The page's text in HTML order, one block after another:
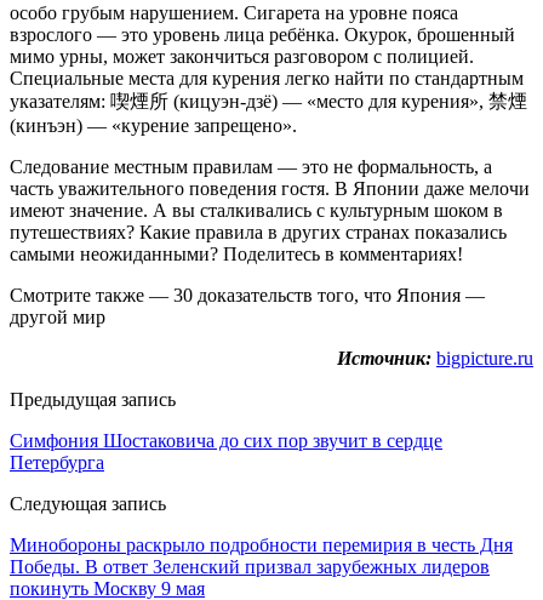
особо грубым нарушением. Сигарета на уровне пояса
взрослого — это уровень лица ребёнка. Окурок, брошенный
мимо урны, может закончиться разговором с полицией.
Специальные места для курения легко найти по стандартным
указателям: 喫煙所 (кицуэн-дзё) — «место для курения», 禁煙
(кинъэн) — «курение запрещено».
Следование местным правилам — это не формальность, а
часть уважительного поведения гостя. В Японии даже мелочи
имеют значение. А вы сталкивались с культурным шоком в
путешествиях? Какие правила в других странах показались
самыми неожиданными? Поделитесь в комментариях!
Смотрите также — 30 доказательств того, что Япония —
другой мир
Источник: bigpicture.ru
Предыдущая запись
Симфония Шостаковича до сих пор звучит в сердце
Петербурга
Следующая запись
Минобороны раскрыло подробности перемирия в честь Дня
Победы. В ответ Зеленский призвал зарубежных лидеров
покинуть Москву 9 мая